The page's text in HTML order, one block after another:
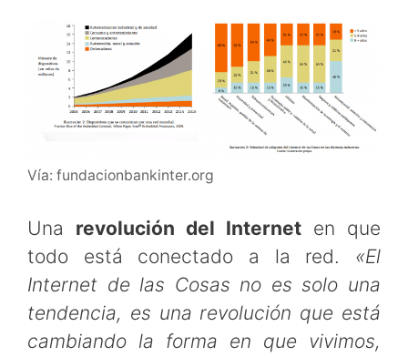
Vía: fundacionbankinter.org
Una revolución del Internet en que
todo está conectado a la red. «El
Internet de las Cosas no es solo una
tendencia, es una revolución que está
cambiando la forma en que vivimos,